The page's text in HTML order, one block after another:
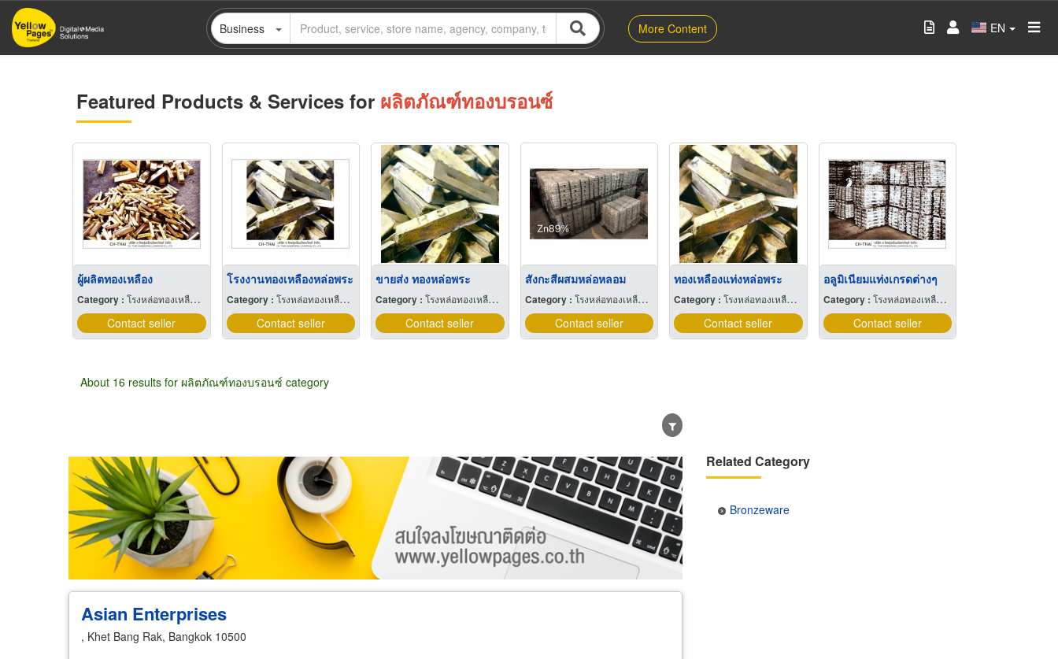
Skip
main
Business More Content EN
Featured Products & Services for ผลิตภัณฑ์ทองบรอนซ์
ผู้ผลิตทองเหลือง
Category : โรงหล่อทองเหลือง บรอนซ์ อลูมิเนียมและแมกนีเซียม
Contact seller
โรงงานทองเหลืองหล่อพระ
Category : โรงหล่อทองเหลือง บรอนซ์ อลูมิเนียมและแมกนีเซียม
Contact seller
ขายส่ง ทองหล่อพระ
Category : โรงหล่อทองเหลือง บรอนซ์ อลูมิเนียมและแมกนีเซียม
Contact seller
สังกะสีผสมหล่อหลอม
Category : โรงหล่อทองเหลือง บรอนซ์ อลูมิเนียมและแมกนีเซียม
Contact seller
ทองเหลืองแท่งหล่อพระ
Category : โรงหล่อทองเหลือง บรอนซ์ อลูมิเนียมและแมกนีเซียม
Contact seller
อลูมิเนียมแท่งเกรดต่างๆ
Category : โรงหล่อทองเหลือง บรอนซ์ อลูมิเนียมและแมกนีเซียม
Contact seller
About 16 results for ผลิตภัณฑ์ทองบรอนซ์ category
Wholesale Retail Manufacturer Dealer Exporter/Importer Service Business
Asian Enterprises
, Khet Bang Rak, Bangkok 10500
Related Category
Bronzeware